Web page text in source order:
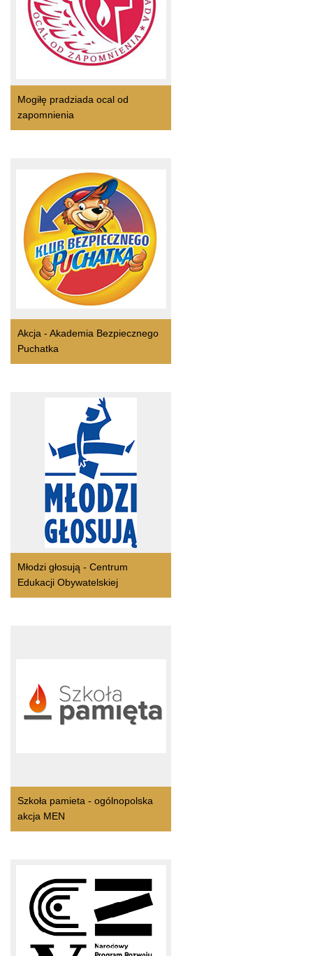
Mogiłę pradziada ocal od
zapomnienia
Akcja - Akademia Bezpiecznego
Puchatka
Młodzi głosują - Centrum
Edukacji Obywatelskiej
Szkoła pamieta - ogólnopolska
akcja MEN